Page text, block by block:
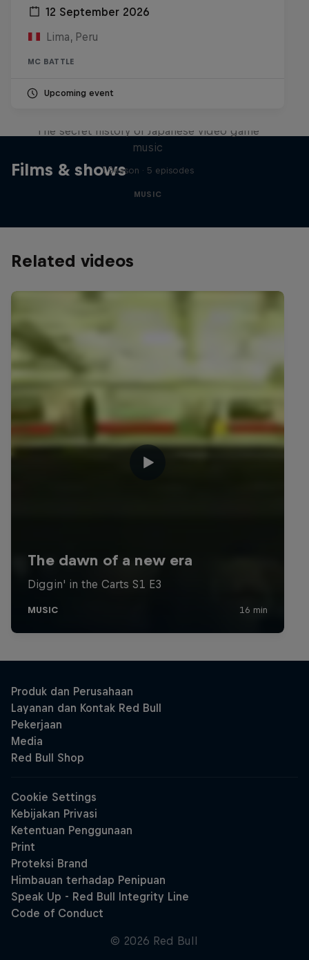
12 September 2026
Lima, Peru
MC BATTLE
Upcoming event
Films & shows
The secret history of Japanese video game
music
1 Season · 5 episodes
MUSIC
Related videos